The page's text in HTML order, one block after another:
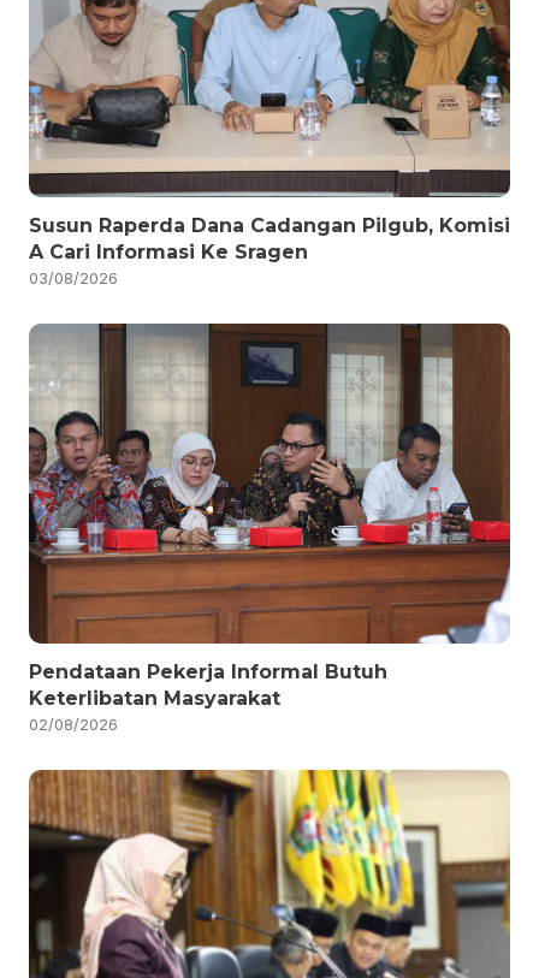
Susun Raperda Dana Cadangan Pilgub, Komisi
A Cari Informasi Ke Sragen
03/08/2026
Pendataan Pekerja Informal Butuh
Keterlibatan Masyarakat
02/08/2026